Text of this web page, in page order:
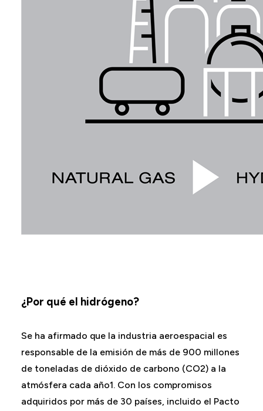
¿Por qué el hidrógeno?
Se ha afirmado que la industria aeroespacial es
responsable de la emisión de más de 900 millones
de toneladas de dióxido de carbono (CO2) a la
atmósfera cada año1. Con los compromisos
adquiridos por más de 30 países, incluido el Pacto